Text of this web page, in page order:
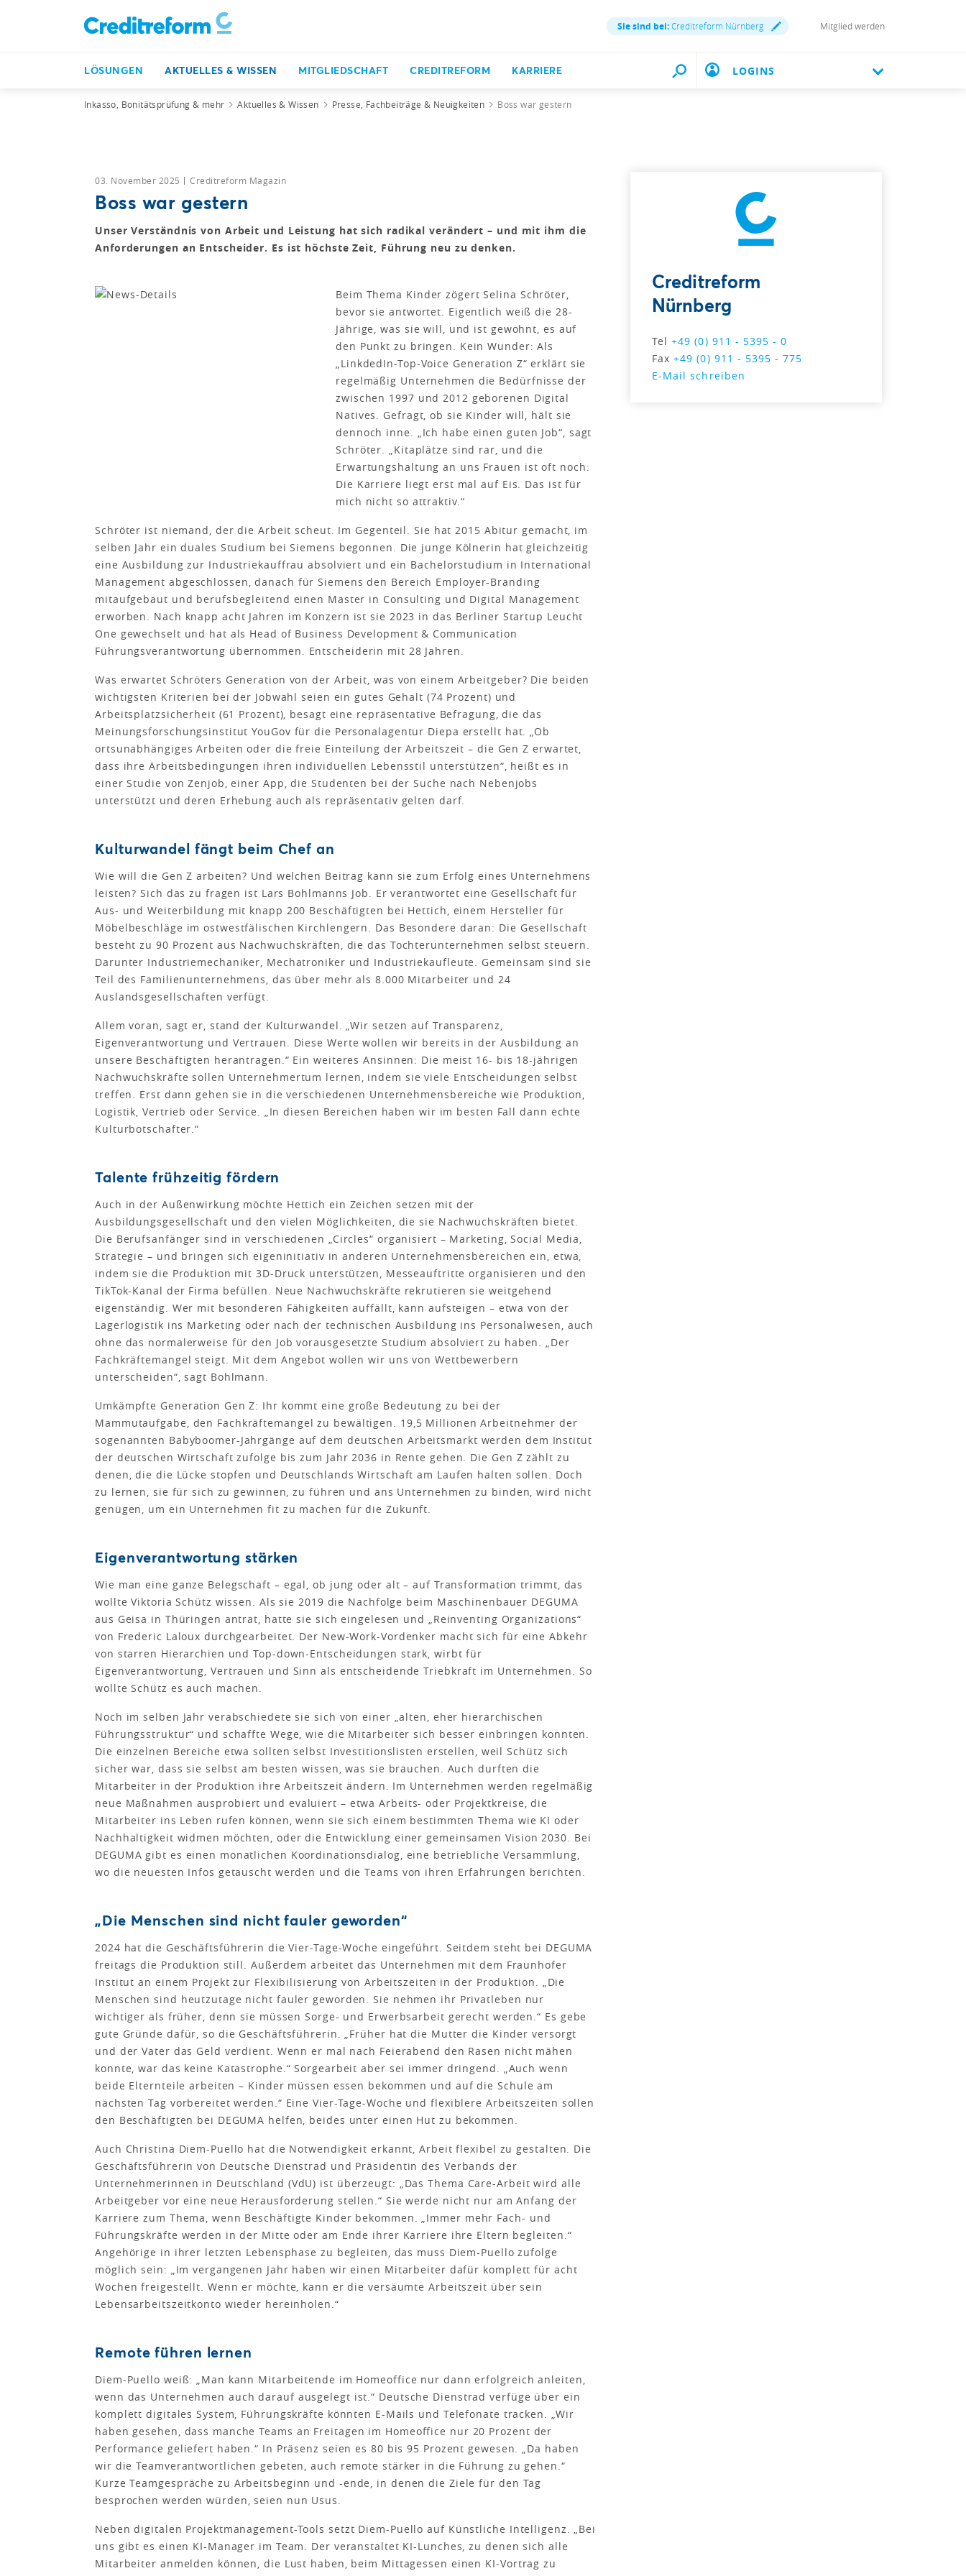
Sie sind bei:Creditreform Nürnberg Mitglied werden
LÖSUNGEN AKTUELLES & WISSEN MITGLIEDSCHAFT CREDITREFORM KARRIERE LOGINS
Inkasso, Bonitätsprüfung & mehr Aktuelles & Wissen Presse, Fachbeiträge & Neuigkeiten Boss war gestern
03. November 2025 Creditreform Magazin
Boss war gestern
Unser Verständnis von Arbeit und Leistung hat sich radikal verändert – und mit ihm die
Anforderungen an Entscheider. Es ist höchste Zeit, Führung neu zu denken.
Beim Thema Kinder zögert Selina Schröter,
bevor sie antwortet. Eigentlich weiß die 28-
Jährige, was sie will, und ist gewohnt, es auf
den Punkt zu bringen. Kein Wunder: Als
„LinkdedIn-Top-Voice Generation Z“ erklärt sie
regelmäßig Unternehmen die Bedürfnisse der
zwischen 1997 und 2012 geborenen Digital
Natives. Gefragt, ob sie Kinder will, hält sie
dennoch inne. „Ich habe einen guten Job“, sagt
Schröter. „Kitaplätze sind rar, und die
Erwartungshaltung an uns Frauen ist oft noch:
Die Karriere liegt erst mal auf Eis. Das ist für
mich nicht so attraktiv.“
Schröter ist niemand, der die Arbeit scheut. Im Gegenteil. Sie hat 2015 Abitur gemacht, im
selben Jahr ein duales Studium bei Siemens begonnen. Die junge Kölnerin hat gleichzeitig
eine Ausbildung zur Industriekauffrau absolviert und ein Bachelorstudium in International
Management abgeschlossen, danach für Siemens den Bereich Employer-Branding
mitaufgebaut und berufsbegleitend einen Master in Consulting und Digital Management
erworben. Nach knapp acht Jahren im Konzern ist sie 2023 in das Berliner Startup Leucht
One gewechselt und hat als Head of Business Development & Communication
Führungsverantwortung übernommen. Entscheiderin mit 28 Jahren.
Was erwartet Schröters Generation von der Arbeit, was von einem Arbeitgeber? Die beiden
wichtigsten Kriterien bei der Jobwahl seien ein gutes Gehalt (74 Prozent) und
Arbeitsplatzsicherheit (61 Prozent), besagt eine repräsentative Befragung, die das
Meinungsforschungsinstitut YouGov für die Personalagentur Diepa erstellt hat. „Ob
ortsunabhängiges Arbeiten oder die freie Einteilung der Arbeitszeit – die Gen Z erwartet,
dass ihre Arbeitsbedingungen ihren individuellen Lebensstil unterstützen“, heißt es in
einer Studie von Zenjob, einer App, die Studenten bei der Suche nach Nebenjobs
unterstützt und deren Erhebung auch als repräsentativ gelten darf.
Kulturwandel fängt beim Chef an
Wie will die Gen Z arbeiten? Und welchen Beitrag kann sie zum Erfolg eines Unternehmens
leisten? Sich das zu fragen ist Lars Bohlmanns Job. Er verantwortet eine Gesellschaft für
Aus- und Weiterbildung mit knapp 200 Beschäftigten bei Hettich, einem Hersteller für
Möbelbeschläge im ostwestfälischen Kirchlengern. Das Besondere daran: Die Gesellschaft
besteht zu 90 Prozent aus Nachwuchskräften, die das Tochterunternehmen selbst steuern.
Darunter Industriemechaniker, Mechatroniker und Industriekaufleute. Gemeinsam sind sie
Teil des Familienunternehmens, das über mehr als 8.000 Mitarbeiter und 24
Auslandsgesellschaften verfügt.
Allem voran, sagt er, stand der Kulturwandel. „Wir setzen auf Transparenz,
Eigenverantwortung und Vertrauen. Diese Werte wollen wir bereits in der Ausbildung an
unsere Beschäftigten herantragen.“ Ein weiteres Ansinnen: Die meist 16- bis 18-jährigen
Nachwuchskräfte sollen Unternehmertum lernen, indem sie viele Entscheidungen selbst
treffen. Erst dann gehen sie in die verschiedenen Unternehmensbereiche wie Produktion,
Logistik, Vertrieb oder Service. „In diesen Bereichen haben wir im besten Fall dann echte
Kulturbotschafter.“
Talente frühzeitig fördern
Auch in der Außenwirkung möchte Hettich ein Zeichen setzen mit der
Ausbildungsgesellschaft und den vielen Möglichkeiten, die sie Nachwuchskräften bietet.
Die Berufsanfänger sind in verschiedenen „Circles“ organisiert – Marketing, Social Media,
Strategie – und bringen sich eigeninitiativ in anderen Unternehmensbereichen ein, etwa,
indem sie die Produktion mit 3D-Druck unterstützen, Messeauftritte organisieren und den
TikTok-Kanal der Firma befüllen. Neue Nachwuchskräfte rekrutieren sie weitgehend
eigenständig. Wer mit besonderen Fähigkeiten auffällt, kann aufsteigen – etwa von der
Lagerlogistik ins Marketing oder nach der technischen Ausbildung ins Personalwesen, auch
ohne das normalerweise für den Job vorausgesetzte Studium absolviert zu haben. „Der
Fachkräftemangel steigt. Mit dem Angebot wollen wir uns von Wettbewerbern
unterscheiden“, sagt Bohlmann.
Umkämpfte Generation Gen Z: Ihr kommt eine große Bedeutung zu bei der
Mammutaufgabe, den Fachkräftemangel zu bewältigen. 19,5 Millionen Arbeitnehmer der
sogenannten Babyboomer-Jahrgänge auf dem deutschen Arbeitsmarkt werden dem Institut
der deutschen Wirtschaft zufolge bis zum Jahr 2036 in Rente gehen. Die Gen Z zählt zu
denen, die die Lücke stopfen und Deutschlands Wirtschaft am Laufen halten sollen. Doch
zu lernen, sie für sich zu gewinnen, zu führen und ans Unternehmen zu binden, wird nicht
genügen, um ein Unternehmen fit zu machen für die Zukunft.
Eigenverantwortung stärken
Wie man eine ganze Belegschaft – egal, ob jung oder alt – auf Transformation trimmt, das
wollte Viktoria Schütz wissen. Als sie 2019 die Nachfolge beim Maschinenbauer DEGUMA
aus Geisa in Thüringen antrat, hatte sie sich eingelesen und „Reinventing Organizations“
von Frederic Laloux durchgearbeitet. Der New-Work-Vordenker macht sich für eine Abkehr
von starren Hierarchien und Top-down-Entscheidungen stark, wirbt für
Eigenverantwortung, Vertrauen und Sinn als entscheidende Triebkraft im Unternehmen. So
wollte Schütz es auch machen.
Noch im selben Jahr verabschiedete sie sich von einer „alten, eher hierarchischen
Führungsstruktur“ und schaffte Wege, wie die Mitarbeiter sich besser einbringen konnten.
Die einzelnen Bereiche etwa sollten selbst Investitionslisten erstellen, weil Schütz sich
sicher war, dass sie selbst am besten wissen, was sie brauchen. Auch durften die
Mitarbeiter in der Produktion ihre Arbeitszeit ändern. Im Unternehmen werden regelmäßig
neue Maßnahmen ausprobiert und evaluiert – etwa Arbeits- oder Projektkreise, die
Mitarbeiter ins Leben rufen können, wenn sie sich einem bestimmten Thema wie KI oder
Nachhaltigkeit widmen möchten, oder die Entwicklung einer gemeinsamen Vision 2030. Bei
DEGUMA gibt es einen monatlichen Koordinationsdialog, eine betriebliche Versammlung,
wo die neuesten Infos getauscht werden und die Teams von ihren Erfahrungen berichten.
„Die Menschen sind nicht fauler geworden“
2024 hat die Geschäftsführerin die Vier-Tage-Woche eingeführt. Seitdem steht bei DEGUMA
freitags die Produktion still. Außerdem arbeitet das Unternehmen mit dem Fraunhofer
Institut an einem Projekt zur Flexibilisierung von Arbeitszeiten in der Produktion. „Die
Menschen sind heutzutage nicht fauler geworden. Sie nehmen ihr Privatleben nur
wichtiger als früher, denn sie müssen Sorge- und Erwerbsarbeit gerecht werden.“ Es gebe
gute Gründe dafür, so die Geschäftsführerin. „Früher hat die Mutter die Kinder versorgt
und der Vater das Geld verdient. Wenn er mal nach Feierabend den Rasen nicht mähen
konnte, war das keine Katastrophe.“ Sorgearbeit aber sei immer dringend. „Auch wenn
beide Elternteile arbeiten – Kinder müssen essen bekommen und auf die Schule am
nächsten Tag vorbereitet werden.“ Eine Vier-Tage-Woche und flexiblere Arbeitszeiten sollen
den Beschäftigten bei DEGUMA helfen, beides unter einen Hut zu bekommen.
Auch Christina Diem-Puello hat die Notwendigkeit erkannt, Arbeit flexibel zu gestalten. Die
Geschäftsführerin von Deutsche Dienstrad und Präsidentin des Verbands der
Unternehmerinnen in Deutschland (VdU) ist überzeugt: „Das Thema Care-Arbeit wird alle
Arbeitgeber vor eine neue Herausforderung stellen.“ Sie werde nicht nur am Anfang der
Karriere zum Thema, wenn Beschäftigte Kinder bekommen. „Immer mehr Fach- und
Führungskräfte werden in der Mitte oder am Ende ihrer Karriere ihre Eltern begleiten.“
Angehörige in ihrer letzten Lebensphase zu begleiten, das muss Diem-Puello zufolge
möglich sein: „Im vergangenen Jahr haben wir einen Mitarbeiter dafür komplett für acht
Wochen freigestellt. Wenn er möchte, kann er die versäumte Arbeitszeit über sein
Lebensarbeitszeitkonto wieder hereinholen.“
Remote führen lernen
Diem-Puello weiß: „Man kann Mitarbeitende im Homeoffice nur dann erfolgreich anleiten,
wenn das Unternehmen auch darauf ausgelegt ist.“ Deutsche Dienstrad verfüge über ein
komplett digitales System, Führungskräfte könnten E-Mails und Telefonate tracken. „Wir
haben gesehen, dass manche Teams an Freitagen im Homeoffice nur 20 Prozent der
Performance geliefert haben.“ In Präsenz seien es 80 bis 95 Prozent gewesen. „Da haben
wir die Teamverantwortlichen gebeten, auch remote stärker in die Führung zu gehen.“
Kurze Teamgespräche zu Arbeitsbeginn und -ende, in denen die Ziele für den Tag
besprochen werden würden, seien nun Usus.
Neben digitalen Projektmanagement-Tools setzt Diem-Puello auf Künstliche Intelligenz. „Bei
uns gibt es einen KI-Manager im Team. Der veranstaltet KI-Lunches, zu denen sich alle
Mitarbeiter anmelden können, die Lust haben, beim Mittagessen einen KI-Vortrag zu
Creditreform
Nürnberg
Tel+49 (0) 911 - 5395 - 0
Fax+49 (0) 911 - 5395 - 775
E-Mail schreiben